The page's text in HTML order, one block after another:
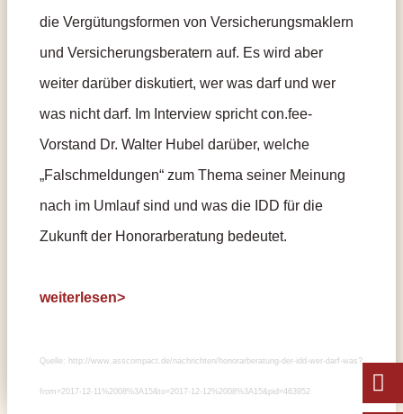
die Vergütungsformen von Versicherungsmaklern
und Versicherungsberatern auf. Es wird aber
weiter darüber diskutiert, wer was darf und wer
was nicht darf. Im Interview spricht con.fee-
Vorstand Dr. Walter Hubel darüber, welche
„Falschmeldungen“ zum Thema seiner Meinung
nach im Umlauf sind und was die IDD für die
Zukunft der Honorarberatung bedeutet.
weiterlesen>
Quelle: http://www.asscompact.de/nachrichten/honorarberatung-der-idd-wer-darf-was?
from=2017-12-11%2008%3A15&to=2017-12-12%2008%3A15&pid=463952